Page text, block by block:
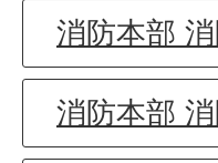
消防本部
消防本部